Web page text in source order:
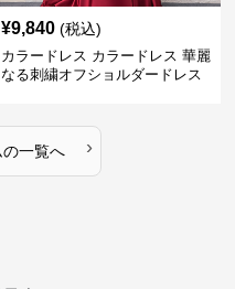
¥9,840 (税込)
カラードレス カラードレス 華麗
なる刺繍オフショルダードレス
一覧へ ›